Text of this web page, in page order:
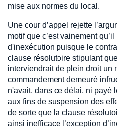
mise aux normes du local.
Une cour d’appel rejette
motif que c’est vainement
d'inexécution puisque le
clause résolutoire stipulant
interviendrait de plein droit un
commandement demeuré
n'avait, dans ce délai, ni payé
aux fins de suspension des
de sorte que la clause
ainsi inefficace l’exception